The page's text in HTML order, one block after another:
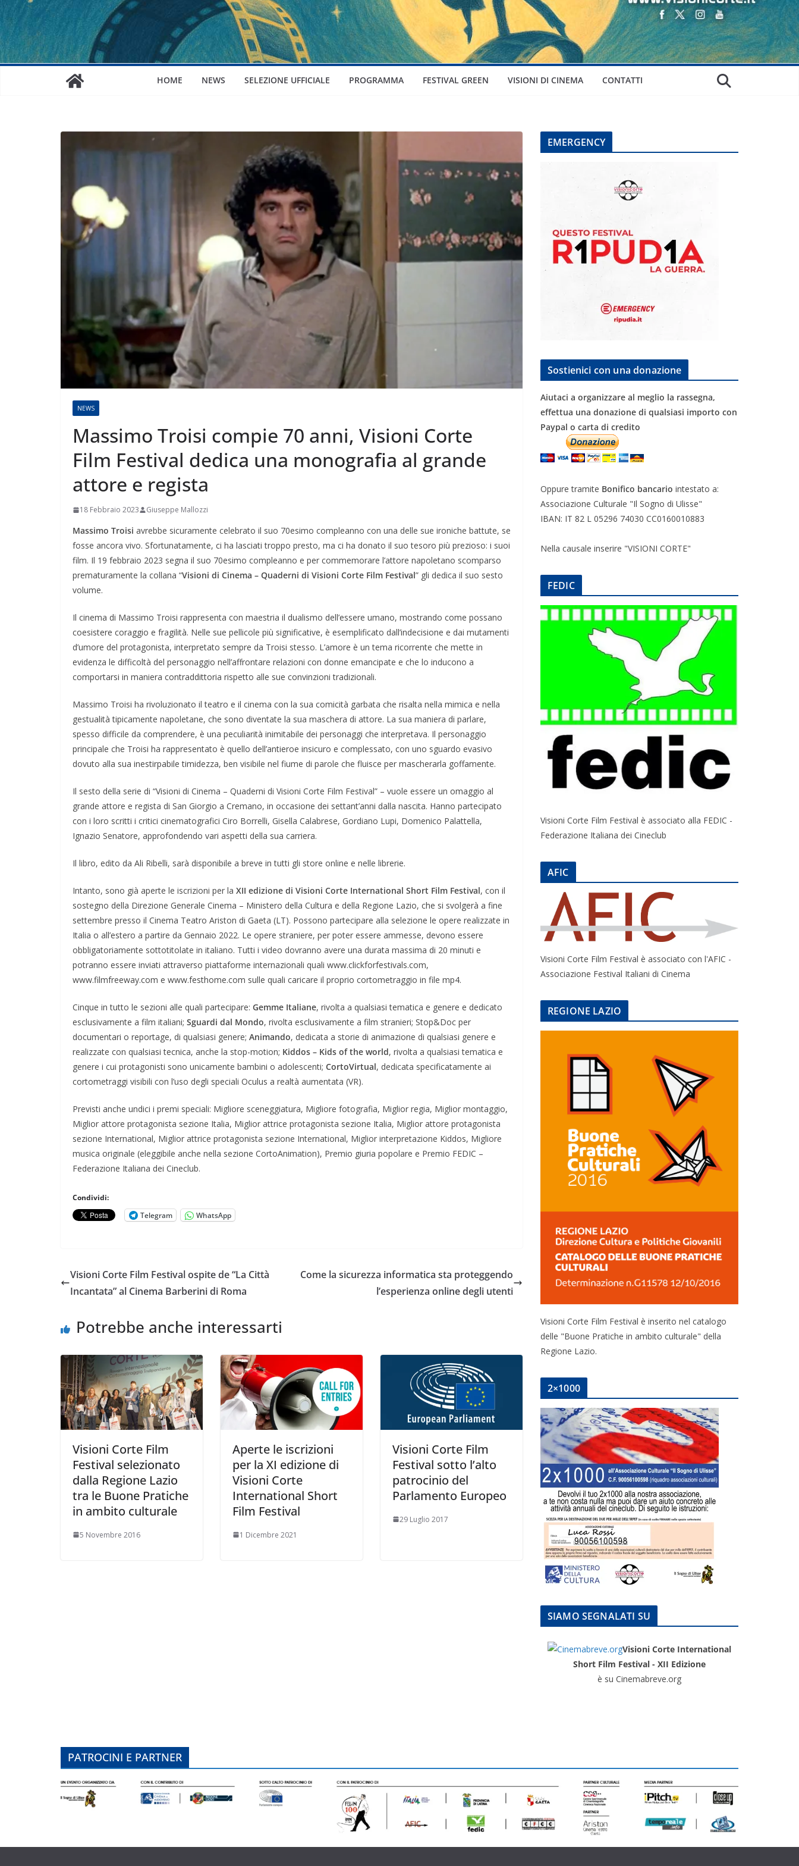
HOME NEWS SELEZIONE UFFICIALE PROGRAMMA FESTIVAL GREEN VISIONI DI CINEMA CONTATTI
NEWS
Massimo Troisi compie 70 anni, Visioni Corte
Film Festival dedica una monografia al grande
attore e regista
18 Febbraio 2023 Giuseppe Mallozzi
Massimo Troisi avrebbe sicuramente celebrato il suo 70esimo compleanno con una delle sue ironiche battute, se
fosse ancora vivo. Sfortunatamente, ci ha lasciati troppo presto, ma ci ha donato il suo tesoro più prezioso: i suoi
film. Il 19 febbraio 2023 segna il suo 70esimo compleanno e per commemorare l’attore napoletano scomparso
prematuramente la collana “Visioni di Cinema – Quaderni di Visioni Corte Film Festival” gli dedica il suo sesto
volume.
Il cinema di Massimo Troisi rappresenta con maestria il dualismo dell’essere umano, mostrando come possano
coesistere coraggio e fragilità. Nelle sue pellicole più significative, è esemplificato dall’indecisione e dai mutamenti
d’umore del protagonista, interpretato sempre da Troisi stesso. L’amore è un tema ricorrente che mette in
evidenza le difficoltà del personaggio nell’affrontare relazioni con donne emancipate e che lo inducono a
comportarsi in maniera contraddittoria rispetto alle sue convinzioni tradizionali.
Massimo Troisi ha rivoluzionato il teatro e il cinema con la sua comicità garbata che risalta nella mimica e nella
gestualità tipicamente napoletane, che sono diventate la sua maschera di attore. La sua maniera di parlare,
spesso difficile da comprendere, è una peculiarità inimitabile dei personaggi che interpretava. Il personaggio
principale che Troisi ha rappresentato è quello dell’antieroe insicuro e complessato, con uno sguardo evasivo
dovuto alla sua inestirpabile timidezza, ben visibile nel fiume di parole che fluisce per mascherarla goffamente.
Il sesto della serie di “Visioni di Cinema – Quaderni di Visioni Corte Film Festival” – vuole essere un omaggio al
grande attore e regista di San Giorgio a Cremano, in occasione dei settant’anni dalla nascita. Hanno partecipato
con i loro scritti i critici cinematografici Ciro Borrelli, Gisella Calabrese, Gordiano Lupi, Domenico Palattella,
Ignazio Senatore, approfondendo vari aspetti della sua carriera.
Il libro, edito da Ali Ribelli, sarà disponibile a breve in tutti gli store online e nelle librerie.
Intanto, sono già aperte le iscrizioni per la XII edizione di Visioni Corte International Short Film Festival, con il
sostegno della Direzione Generale Cinema – Ministero della Cultura e della Regione Lazio, che si svolgerà a fine
settembre presso il Cinema Teatro Ariston di Gaeta (LT). Possono partecipare alla selezione le opere realizzate in
Italia o all’estero a partire da Gennaio 2022. Le opere straniere, per poter essere ammesse, devono essere
obbligatoriamente sottotitolate in italiano. Tutti i video dovranno avere una durata massima di 20 minuti e
potranno essere inviati attraverso piattaforme internazionali quali www.clickforfestivals.com,
www.filmfreeway.com e www.festhome.com sulle quali caricare il proprio cortometraggio in file mp4.
Cinque in tutto le sezioni alle quali partecipare: Gemme Italiane, rivolta a qualsiasi tematica e genere e dedicato
esclusivamente a film italiani; Sguardi dal Mondo, rivolta esclusivamente a film stranieri; Stop&Doc per
documentari o reportage, di qualsiasi genere; Animando, dedicata a storie di animazione di qualsiasi genere e
realizzate con qualsiasi tecnica, anche la stop-motion; Kiddos – Kids of the world, rivolta a qualsiasi tematica e
genere i cui protagonisti sono unicamente bambini o adolescenti; CortoVirtual, dedicata specificatamente ai
cortometraggi visibili con l’uso degli speciali Oculus a realtà aumentata (VR).
Previsti anche undici i premi speciali: Migliore sceneggiatura, Migliore fotografia, Miglior regia, Miglior montaggio,
Miglior attore protagonista sezione Italia, Miglior attrice protagonista sezione Italia, Miglior attore protagonista
sezione International, Miglior attrice protagonista sezione International, Miglior interpretazione Kiddos, Migliore
musica originale (eleggibile anche nella sezione CortoAnimation), Premio giuria popolare e Premio FEDIC –
Federazione Italiana dei Cineclub.
Condividi:
Telegram
WhatsApp
Visioni Corte Film Festival ospite de “La Città
Incantata” al Cinema Barberini di Roma
Come la sicurezza informatica sta proteggendo
l’esperienza online degli utenti
Potrebbe anche interessarti
Visioni Corte Film
Festival selezionato
dalla Regione Lazio
tra le Buone Pratiche
in ambito culturale
5 Novembre 2016
Aperte le iscrizioni
per la XI edizione di
Visioni Corte
International Short
Film Festival
1 Dicembre 2021
Visioni Corte Film
Festival sotto l’alto
patrocinio del
Parlamento Europeo
29 Luglio 2017
EMERGENCY
Sostienici con una donazione
Aiutaci a organizzare al meglio la rassegna,
effettua una donazione di qualsiasi importo con
Paypal o carta di credito
Oppure tramite Bonifico bancario intestato a:
Associazione Culturale "Il Sogno di Ulisse"
IBAN: IT 82 L 05296 74030 CC0160010883
Nella causale inserire "VISIONI CORTE"
FEDIC
Visioni Corte Film Festival è associato alla FEDIC -
Federazione Italiana dei Cineclub
AFIC
Visioni Corte Film Festival è associato con l'AFIC -
Associazione Festival Italiani di Cinema
REGIONE LAZIO
Visioni Corte Film Festival è inserito nel catalogo
delle "Buone Pratiche in ambito culturale" della
Regione Lazio.
2×1000
SIAMO SEGNALATI SU
Visioni Corte International
Short Film Festival - XII Edizione
è su Cinemabreve.org
PATROCINI E PARTNER